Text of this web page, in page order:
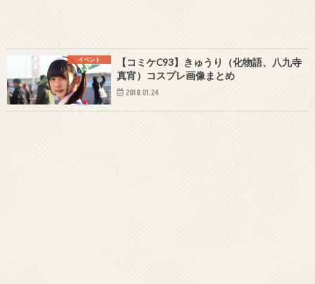
イベント
【コミケC93】きゅうり（化物語、八九寺
真宵）コスプレ画像まとめ
2018.01.24